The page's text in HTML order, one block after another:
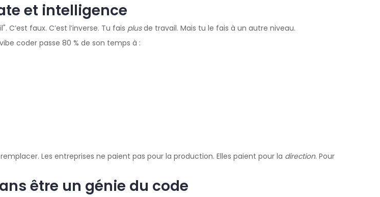
et intelligence
faux. C’est l’inverse. Tu fais plusde travail. Mais tu le fais à un autre niveau.
coder passe 80 % de son temps à :
Les entreprises ne paient pas pour la production. Elles paient pour la direction. Pour
être un génie du code